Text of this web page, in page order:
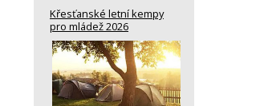
Křesťanské letní kempy
pro mládež 2026